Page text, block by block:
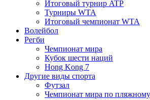
Итоговый турнир ATP
Турниры WTA
Итоговый чемпионат WTA
Волейбол
Регби
Чемпионат мира
Кубок шести наций
Hong Kong 7
Другие виды спорта
Футзал
Чемпионат мира по